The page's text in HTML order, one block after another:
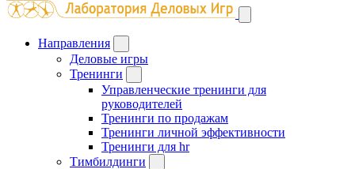
Направления
Деловые игры
Тренинги
Управленческие тренинги для
руководителей
Тренинги по продажам
Тренинги личной эффективности
Тренинги для hr
Тимбилдинги